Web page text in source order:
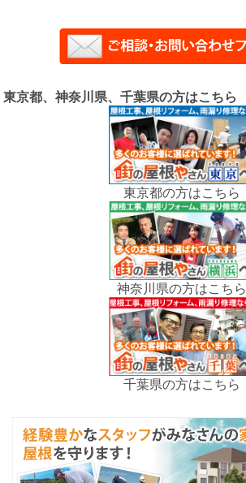
東京都、神奈川県、千葉県の方はこちら
東京都の方はこちら
神奈川県の方はこちら
千葉県の方はこちら